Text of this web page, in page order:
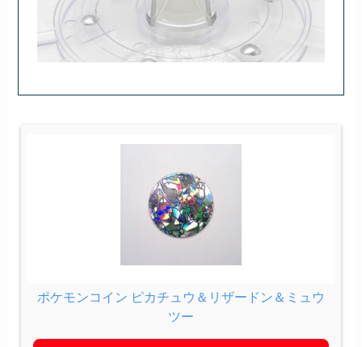
ポケモンコイン ピカチュウ＆リザードン＆ミュウ
ツー